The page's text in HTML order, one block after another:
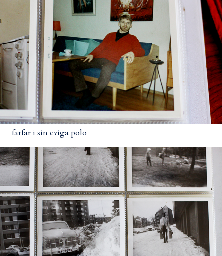
farfar i sin eviga polo